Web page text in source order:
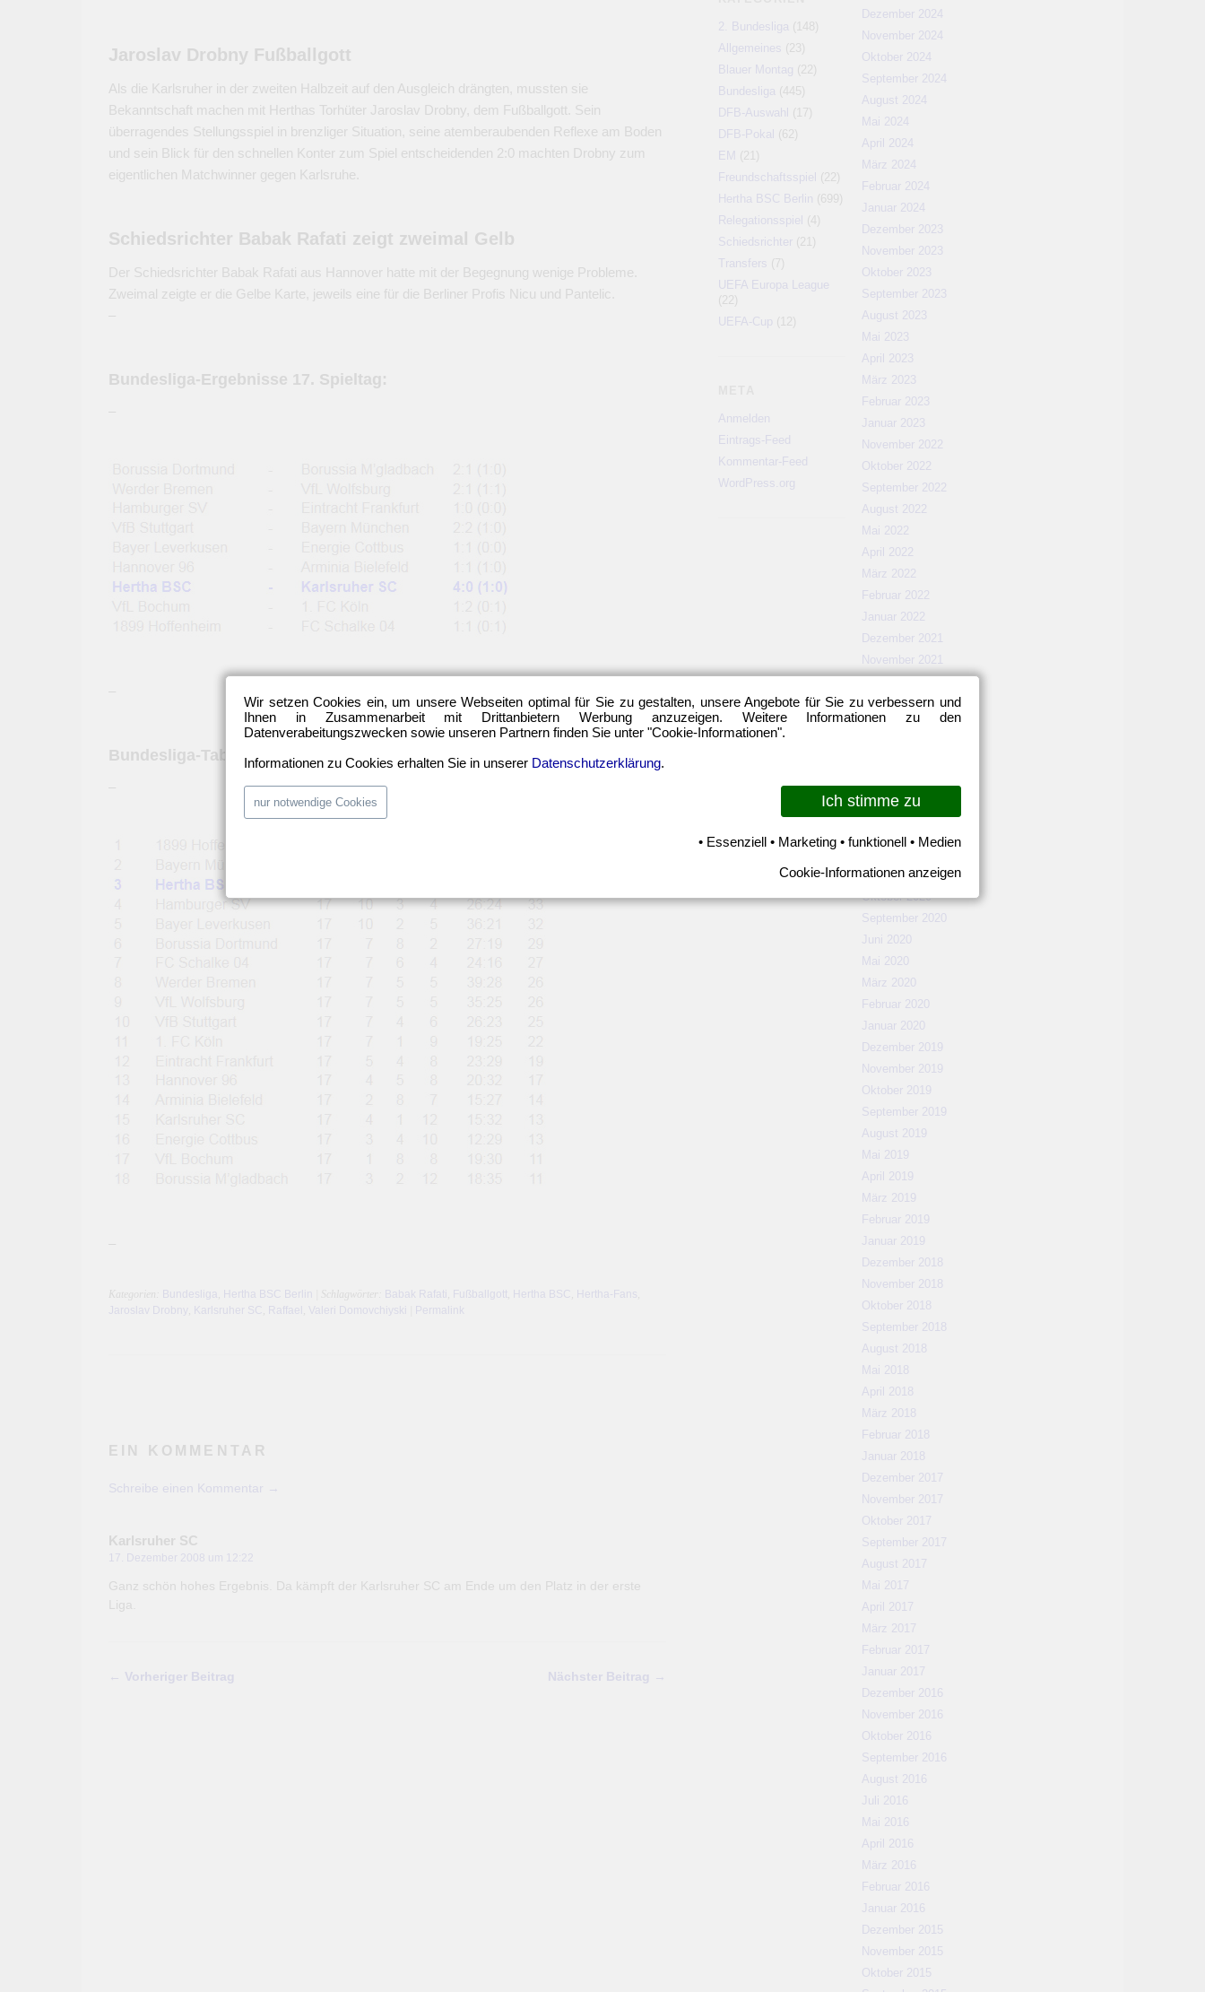
Jaroslav Drobny Fußballgott
Als die Karlsruher in der zweiten Halbzeit auf den Ausgleich drängten, mussten sie
Bekanntschaft machen mit Herthas Torhüter Jaroslav Drobny, dem Fußballgott. Sein
überragendes Stellungsspiel in brenzliger Situation, seine atemberaubenden Reflexe am Boden
und sein Blick für den schnellen Konter zum Spiel entscheidenden 2:0 machten Drobny zum
eigentlichen Matchwinner gegen Karlsruhe.
Schiedsrichter Babak Rafati zeigt zweimal Gelb
Der Schiedsrichter Babak Rafati aus Hannover hatte mit der Begegnung wenige Probleme.
Zweimal zeigte er die Gelbe Karte, jeweils eine für die Berliner Profis Nicu und Pantelic.
–
Bundesliga-Ergebnisse 17. Spieltag:
–
–
Bundesliga-Tabelle 17. Spieltag:
–
–
Kategorien: Bundesliga Hertha BSC Berlin | Schlagwörter: Babak Rafati Fußballgott Hertha BSC Hertha-Fans
Jaroslav Drobny
Karlsruher SC Raffael Valeri Domovchiyski Permalink
EIN KOMMENTAR
Schreibe einen Kommentar →
Karlsruher SC
17. Dezember 2008 um 12:22
Ganz schön hohes Ergebnis. Da kämpft der Karlsruher SC am Ende um den Platz in der erste
Liga.
← Vorheriger Beitrag Nächster Beitrag →
2. Bundesliga (148)
Allgemeines (23)
Blauer Montag (22)
Bundesliga (445)
DFB-Auswahl
(17)
DFB-Pokal (62)
EM
(21)
Freundschaftsspiel
(22)
Hertha BSC Berlin
(699)
Relegationsspiel
(4)
Schiedsrichter(21)
Transfers (7)
UEFA Europa League
(22)
UEFA-Cup
(12)
Anmelden
Eintrags-Feed
Kommentar-Feed
WordPress.org
Dezember 2024
November 2024
Oktober 2024
September 2024
August 2024
Mai 2024
April 2024
März 2024
Februar 2024
Januar 2024
Dezember 2023
November 2023
Oktober 2023
September 2023
August 2023
Mai 2023
April 2023
März 2023
Februar 2023
Januar 2023
November 2022
Oktober 2022
September 2022
August 2022
Mai 2022
April 2022
März 2022
Februar 2022
Januar 2022
Dezember 2021
November 2021
September 2021
August 2021
März 2021
Februar 2021
November 2020
Oktober 2020
September 2020
Juni 2020
Mai 2020
März 2020
Februar 2020
Januar 2020
Dezember 2019
November 2019
Oktober 2019
September 2019
August 2019
Mai 2019
April 2019
März 2019
Februar 2019
Januar 2019
Dezember 2018
November 2018
Oktober 2018
September 2018
August 2018
Mai 2018
April 2018
März 2018
Februar 2018
Januar 2018
Dezember 2017
November 2017
Oktober 2017
September 2017
August 2017
Mai 2017
April 2017
März 2017
Februar 2017
Januar 2017
Dezember 2016
November 2016
Oktober 2016
September 2016
August 2016
Juli 2016
Mai 2016
April 2016
März 2016
Februar 2016
Januar 2016
Dezember 2015
November 2015
Oktober 2015
Wir setzen Cookies ein, um unsere Webseiten optimal für Sie zu gestalten, unsere Angebote für Sie zu verbessern und
Ihnen in Zusammenarbeit mit Drittanbietern Werbung anzuzeigen. Weitere Informationen zu den
Datenverabeitungszwecken sowie unseren Partnern finden Sie unter "Cookie-Informationen".
Informationen zu Cookies erhalten Sie in unserer Datenschutzerklärung.
nur notwendige Cookies Ich stimme zu
• Essenziell • Marketing • funktionell • Medien
Cookie-Informationen anzeigen